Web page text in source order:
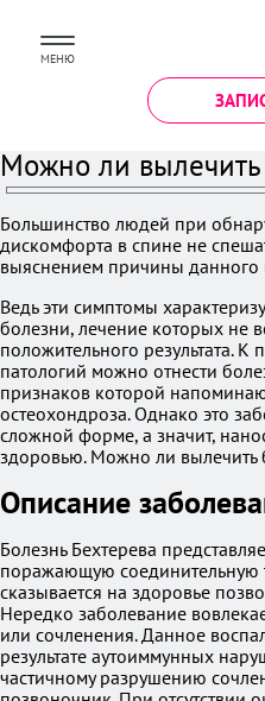
МЕНЮ
Можно ли вылечить
Большинство людей при
дискомфорта в спине не
выяснением причины данного
Ведь эти симптомы
болезни, лечение которых не
положительного результата. К
патологий можно отнести
признаков которой
остеохондроза. Однако это
сложной форме, а значит,
здоровью. Можно ли вылечить
Описание
Болезнь Бехтерева
поражающую соединительную
сказывается на здоровье
Нередко заболевание
или сочленения. Данное
результате аутоиммунных
частичному разрушению